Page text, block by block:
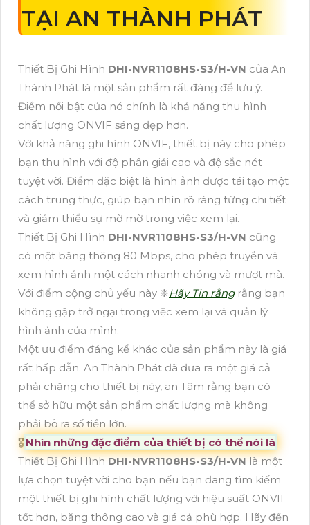
TẠI AN THÀNH PHÁT
Thiết Bị Ghi Hình DHI-NVR1108HS-S3/H-VN của An
Thành Phát là một sản phẩm rất đáng để lưu ý.
Điểm nổi bật của nó chính là khả năng thu hình
chất lượng ONVIF sáng đẹp hơn.
Với khả năng ghi hình ONVIF, thiết bị này cho phép
bạn thu hình với độ phân giải cao và độ sắc nét
tuyệt vời. Điểm đặc biệt là hình ảnh được tái tạo một
cách trung thực, giúp bạn nhìn rõ ràng từng chi tiết
và giảm thiểu sự mờ mờ trong việc xem lại.
Thiết Bị Ghi Hình DHI-NVR1108HS-S3/H-VN cũng
có một băng thông 80 Mbps, cho phép truyền và
xem hình ảnh một cách nhanh chóng và mượt mà.
Với điểm cộng chủ yếu này ❈Hãy Tin rằngrằng bạn
không gặp trở ngại trong việc xem lại và quản lý
hình ảnh của mình.
Một ưu điểm đáng kể khác của sản phẩm này là giá
rất hấp dẫn. An Thành Phát đã đưa ra một giá cả
phải chăng cho thiết bị này, an Tâm rằng bạn có
thể sở hữu một sản phẩm chất lượng mà không
phải bỏ ra số tiền lớn.
🎖️Nhìn những đặc điểm của thiết bị có thể nói là
Thiết Bị Ghi HìnhDHI-NVR1108HS-S3/H-VNlà một
lựa chọn tuyệt vời cho bạn nếu bạn đang tìm kiếm
một thiết bị ghi hình chất lượng với hiệu suất ONVIF
tốt hơn, băng thông cao và giá cả phù hợp. Hãy đến